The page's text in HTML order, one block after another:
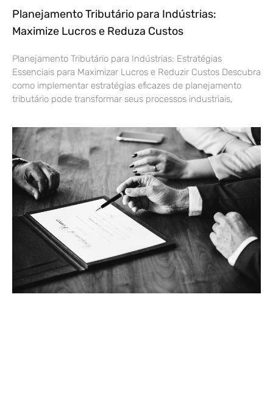
Planejamento Tributário para Indústrias:
Maximize Lucros e Reduza Custos
Planejamento Tributário para Indústrias: Estratégias
Essenciais para Maximizar Lucros e Reduzir Custos Descubra
como implementar estratégias eficazes de planejamento
tributário pode transformar seus processos industriais,